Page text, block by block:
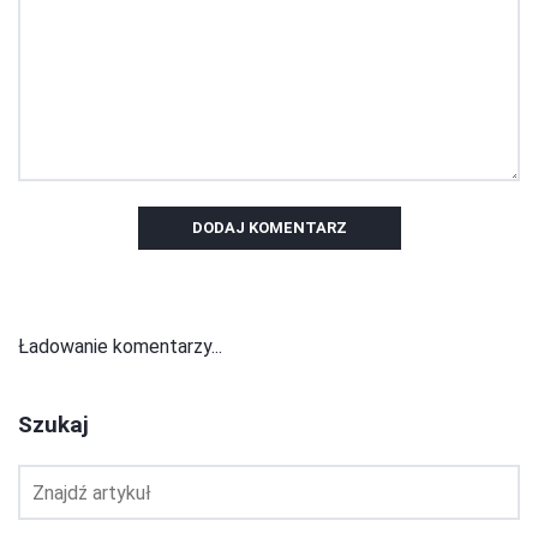
DODAJ KOMENTARZ
Ładowanie komentarzy...
Szukaj